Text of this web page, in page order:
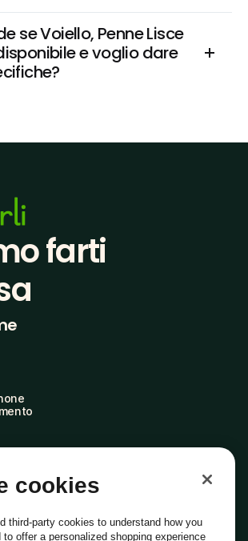
se Voiello, Penne Lisce
e voglio dare
farti
cookies
third-party cookies to understand how you
offer a personalized shopping experience